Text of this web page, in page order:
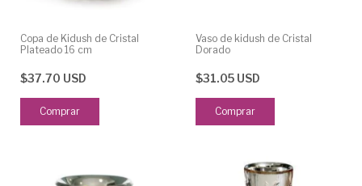
Copa de Kidush de Cristal
Plateado 16 cm
$37.70 USD
Vaso de kidush de Cristal
Dorado
$31.05 USD